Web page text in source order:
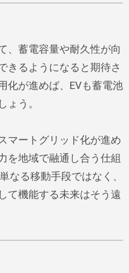
、蓄電容量や耐久性が向
きるようになると期待さ
化が進めば、EVも蓄電池
ょう。
マートグリッド化が進め
を地域で融通し合う仕組
なる移動手段ではなく、
て機能する未来はそう遠